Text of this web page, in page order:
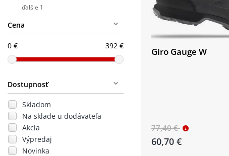
ďalšie 1
Cena
0 € 392 €
Dostupnosť
Skladom
Na sklade u dodávateľa
Akcia
Výpredaj
Novinka
Giro Gauge W
77,40 €
60,70 €